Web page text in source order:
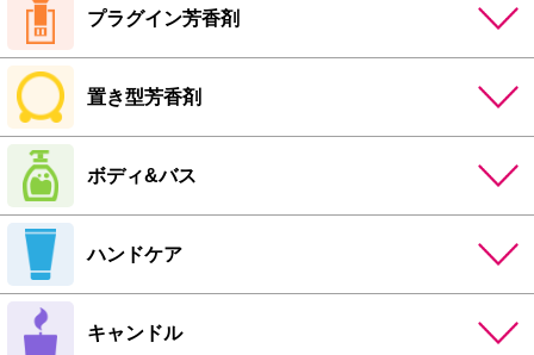
プラグイン芳香剤
置き型芳香剤
ボディ&バス
ハンドケア
キャンドル